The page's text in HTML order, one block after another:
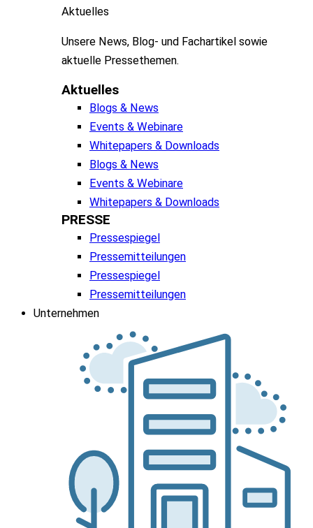
Aktuelles
Unsere News, Blog- und Fachartikel sowie
aktuelle Pressethemen.
Aktuelles
Blogs & News
Events & Webinare
Whitepapers & Downloads
Blogs & News
Events & Webinare
Whitepapers & Downloads
PRESSE
Pressespiegel
Pressemitteilungen
Pressespiegel
Pressemitteilungen
Unternehmen